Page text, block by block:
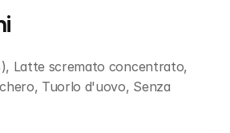
Latte scremato concentrato,
Tuorlo d'uovo, Senza